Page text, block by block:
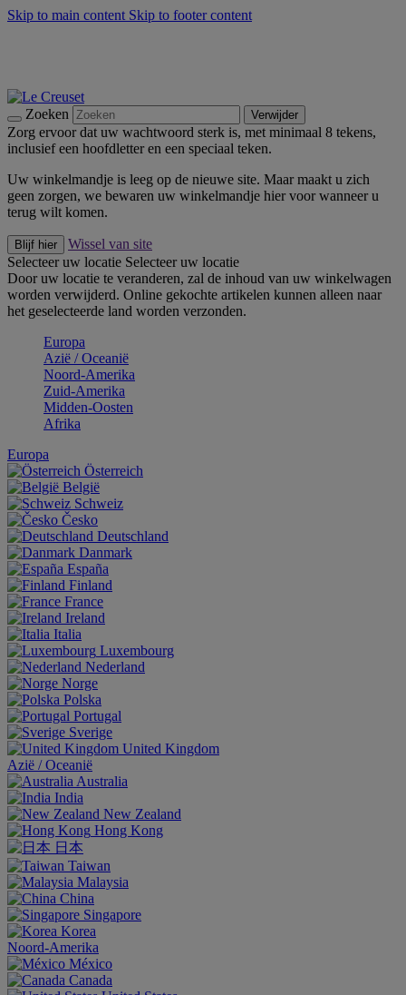
Skip to main content Skip to footer content
Zoeken Verwijder
Zorg ervoor dat uw wachtwoord sterk is, met minimaal 8 tekens,
inclusief een hoofdletter en een speciaal teken.
Uw winkelmandje is leeg op de nieuwe site. Maar maakt u zich
geen zorgen, we bewaren uw winkelmandje hier voor wanneer u
terug wilt komen.
Blijf hier
Wissel van site
Selecteer uw locatie Selecteer uw locatie
Door uw locatie te veranderen, zal de inhoud van uw winkelwagen
worden verwijderd. Online gekochte artikelen kunnen alleen naar
het geselecteerde land worden verzonden.
Europa
Aziё / Oceaniё
Noord-Amerika
Zuid-Amerika
Midden-Oosten
Afrika
Europa
Österreich
België
Schweiz
Česko
Deutschland
Danmark
España
Finland
France
Ireland
Italia
Luxembourg
Nederland
Norge
Polska
Portugal
Sverige
United Kingdom
Aziё / Oceaniё
Australia
India
New Zealand
Hong Kong
日本
Taiwan
Malaysia
China
Singapore
Korea
Noord-Amerika
México
Canada